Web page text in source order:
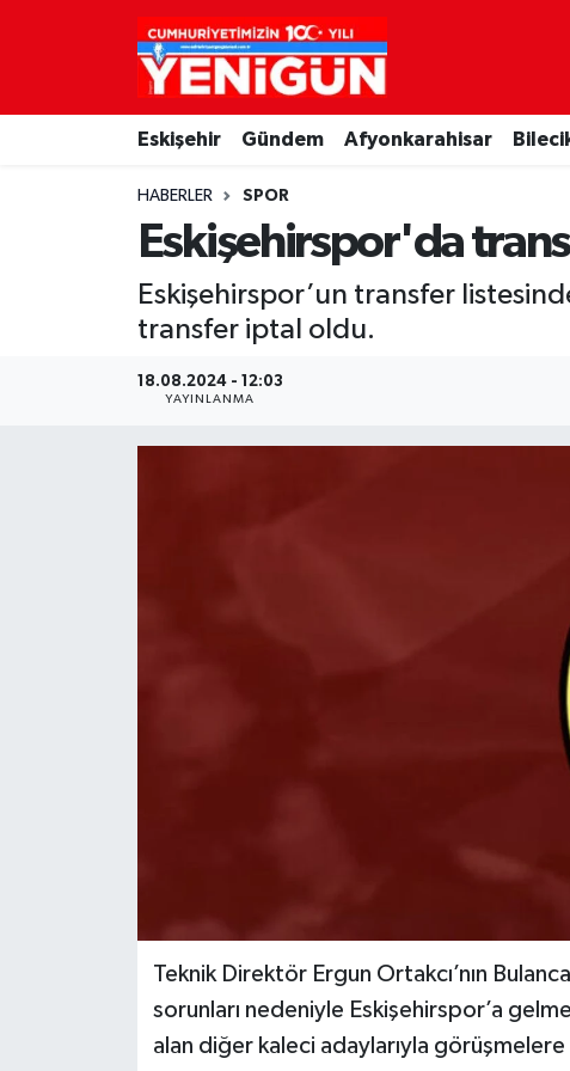
Eskişehir Gündem Afyonkarahisar
HABERLER SPOR
Eskişehirspor'da
Eskişehirspor’un transfer
transfer iptal oldu.
18.08.2024 - 12:03
YAYINLANMA
Teknik Direktör Ergun Ortakcı’nın
sorunları nedeniyle Eskişehirspor’a
alan diğer kaleci adaylarıyla görüşmelere
Nöbetçi Eczaneler
Hava Durumu
Tüm Manşetler
Son Dakika Haberleri